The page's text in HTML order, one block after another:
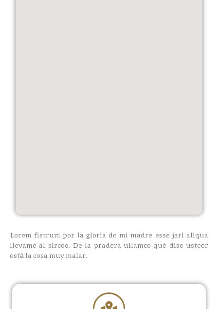
Lorem fistrum por la gloria de mi madre esse jarl aliqua
llevame al sircoo. De la pradera ullamco qué dise usteer
está la cosa muy malar.